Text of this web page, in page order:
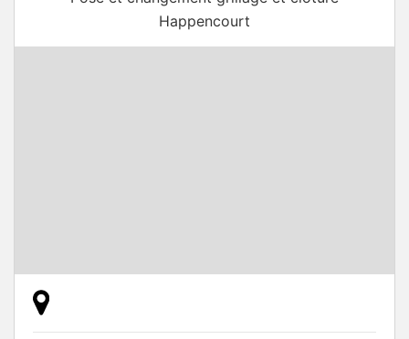
Happencourt